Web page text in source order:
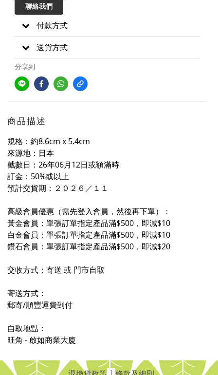
聯絡我們
付款方式
送貨方式
分享到
商品描述
規格：約8.6cm x 5.4cm
來源地：日本
截數日：26年06月12日或額滿時
訂金：50%或以上
預計交貨期 ：２０２６／ １ １
高級會員優惠（需先登入會員，然後再下單）：
黃金會員：單張訂單指定產品滿$500，即減$10
白金會員：單張訂單指定產品滿$500，即減$10
鑽石會員：單張訂單指定產品滿$500，即減$20
交收方式：寄送 或 門市自取
寄送方式：
郵寄/順豐運費到付
自取地點：
旺角 - 啟如商業大廈